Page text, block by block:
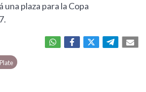
plaza para la Copa